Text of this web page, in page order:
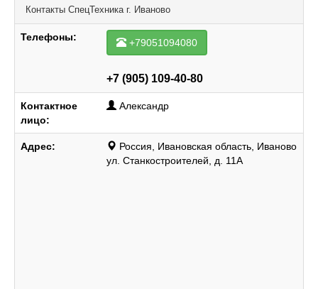
Контакты СпецТехника г. Иваново
Телефоны: +79051094080
+7 (905) 109-40-80
Контактное
лицо:
Александр
Адрес:
Россия, Ивановская область, Иваново
ул. Станкостроителей, д. 11А